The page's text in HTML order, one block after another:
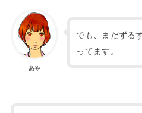
あや
でも、まだずる
ってます。